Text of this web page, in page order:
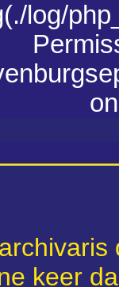
log/
keer